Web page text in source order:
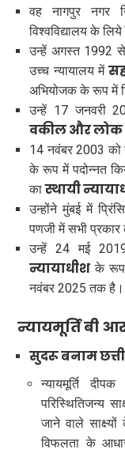
वह नागपुर नगर
विश्वविद्यालय के लिये
उन्हें अगस्त 1992 से
उच्च न्यायालय में
अभियोजक के रूप में
उन्हें 17 जनवरी
वकील और
14 नवंबर 2003 को
के रूप में पदोन्नत
कास्थायी
उन्होंने मुंबई में
पणजी में सभी प्रकार
उन्हें 24 मई
न्यायाधीश के रूप
नवंबर 2025 तक है।
न्यायमूर्ति बी
सुदरू बनाम
न्यायमूर्ति
परिस्थितिजन्य
जाने वाले
विफलता के